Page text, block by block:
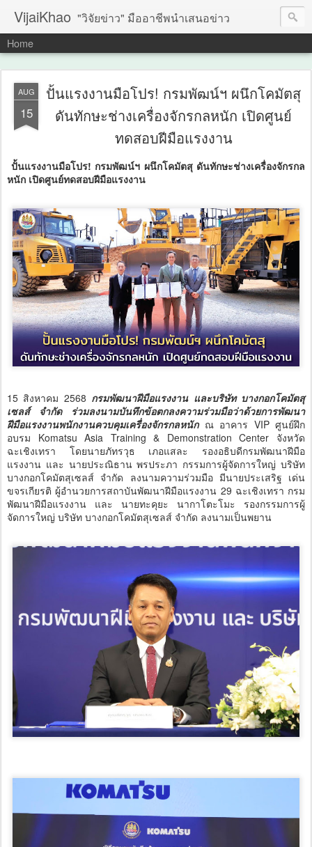
VijaiKhao "วิจัยข่าว" มืออาชีพนำเสนอข่าว
Home
AUG
15
ปั้นแรงงานมือโปร! กรมพัฒน์ฯ ผนึกโคมัตสุ
ดันทักษะช่างเครื่องจักรกลหนัก เปิดศูนย์
ทดสอบฝีมือแรงงาน
ปั้นแรงงานมือโปร! กรมพัฒน์ฯ ผนึกโคมัตสุ ดันทักษะช่างเครื่องจักรกล
หนัก เปิดศูนย์ทดสอบฝีมือแรงงาน
15 สิงหาคม 2568 กรมพัฒนาฝีมือแรงงาน และบริษัท บางกอกโคมัตสุ
เซลส์ จำกัด ร่วมลงนามบันทึกข้อตกลงความร่วมมือว่าด้วยการพัฒนา
ฝีมือแรงงานพนักงานควบคุมเครื่องจักรกลหนักณ อาคาร VIP ศูนย์ฝึก
อบรม Komatsu Asia Training & Demonstration Center จังหวัด
ฉะเชิงเทรา โดยนายภัทรวุธ เภอแสละ รองอธิบดีกรมพัฒนาฝีมือ
แรงงาน และ นายประณิธาน พรประภา กรรมการผู้จัดการใหญ่ บริษัท
บางกอกโคมัตสุเซลส์ จำกัด ลงนามความร่วมมือ มีนายประเสริฐ เด่น
ขจรเกียรติ ผู้อำนวยการสถาบันพัฒนาฝีมือแรงงาน 29 ฉะเชิงเทรา กรม
พัฒนาฝีมือแรงงาน และ นายทะคุยะ นากาโตะโมะ รองกรรมการผู้
จัดการใหญ่ บริษัท บางกอกโคมัตสุเซลส์ จำกัด ลงนามเป็นพยาน